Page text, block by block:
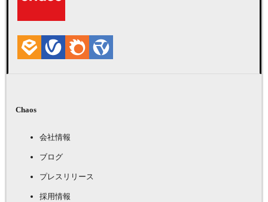
Chaos
会社情報
ブログ
プレスリリース
採用情報